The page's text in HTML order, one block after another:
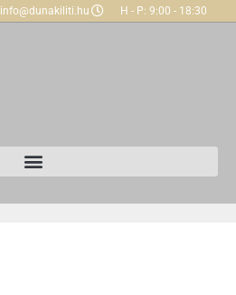
info@dunakiliti.hu H - P: 9:00 - 18:30